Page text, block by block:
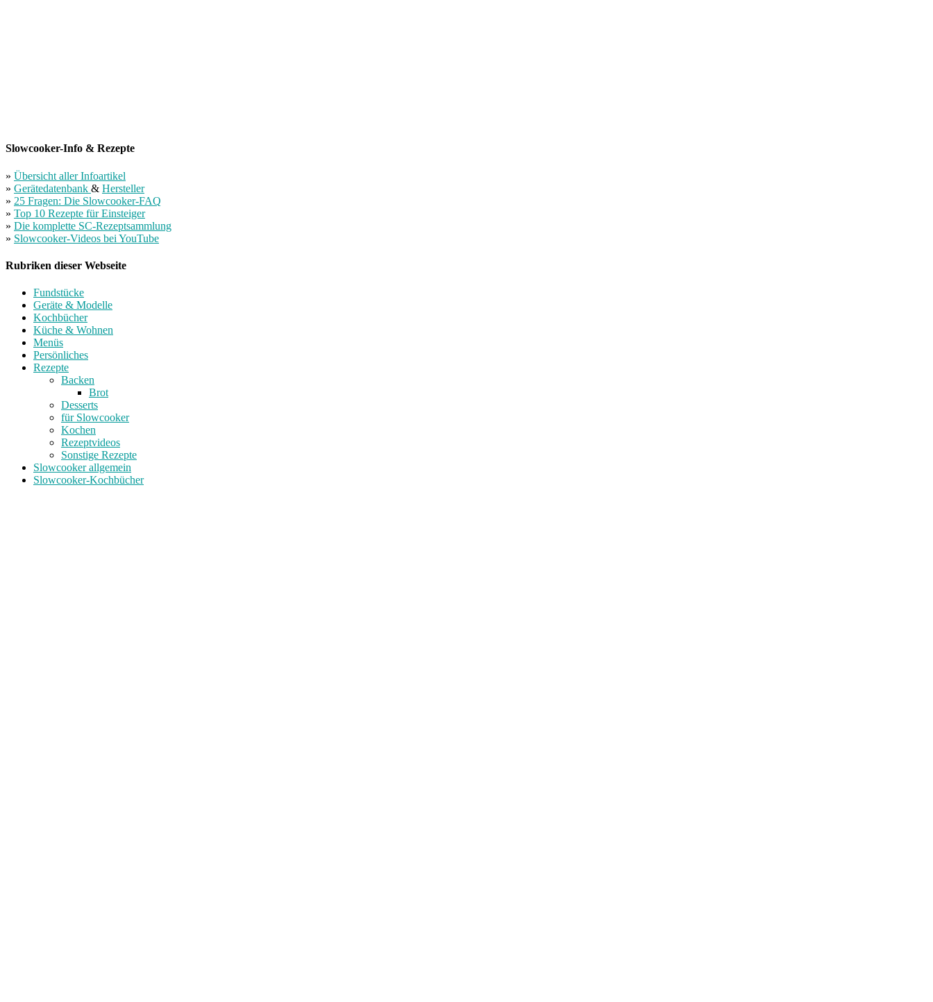
Slowcooker-Info & Rezepte
» Übersicht aller Infoartikel
» Gerätedatenbank & Hersteller
» 25 Fragen: Die Slowcooker-FAQ
» Top 10 Rezepte für Einsteiger
» Die komplette SC-Rezeptsammlung
» Slowcooker-Videos bei YouTube
Rubriken dieser Webseite
Fundstücke
Geräte & Modelle
Kochbücher
Küche & Wohnen
Menüs
Persönliches
Rezepte
Backen
Brot
Desserts
für Slowcooker
Kochen
Rezeptvideos
Sonstige Rezepte
Slowcooker allgemein
Slowcooker-Kochbücher